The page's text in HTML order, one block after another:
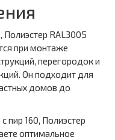
Полиэстер RAL3005
при монтаже
перегородок и
Он подходит для
домов до
пир 160, Полиэстер
оптимальное